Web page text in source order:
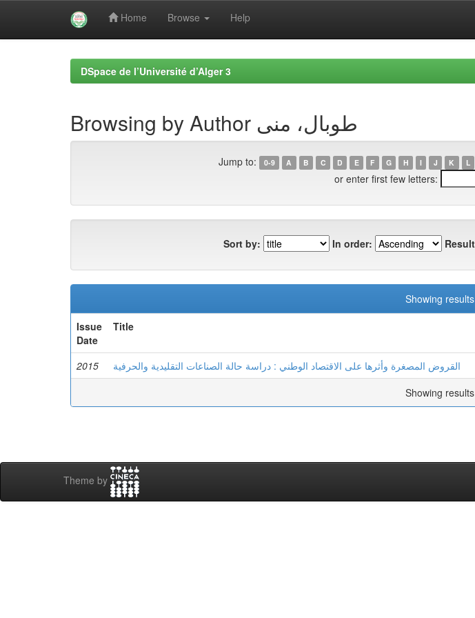
Home Browse Help
DSpace de l’Université d’Alger 3
Browsing by Author طوبال، منى
Jump to: 0-9 A B C D E F G H I J K L
or enter first few letters:
Sort by: In order:
Showing
Issue
Date
Title
2015 القروض المصغرة وأثرها على الاقتصاد الوطني : دراسة حالة الصناعات التقليدية والحرفية
Showing
Theme by